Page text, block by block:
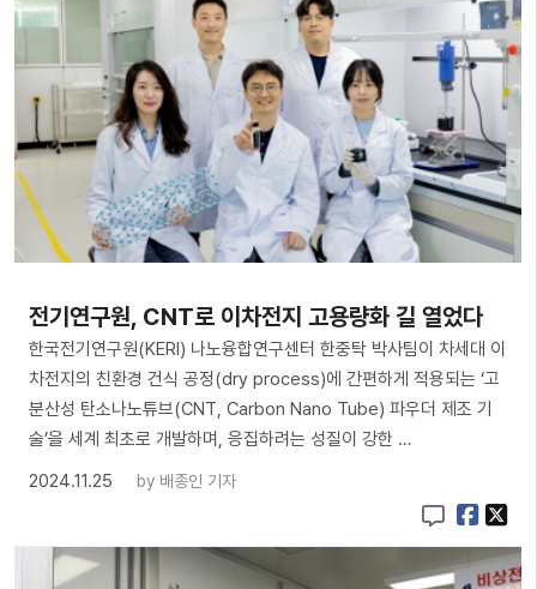
전기연구원, CNT로 이차전지 고용량화 길 열었다
한국전기연구원(KERI) 나노융합연구센터 한중탁 박사팀이 차세대 이
차전지의 친환경 건식 공정(dry process)에 간편하게 적용되는 ‘고
분산성 탄소나노튜브(CNT, Carbon Nano Tube) 파우더 제조 기
술’을 세계 최초로 개발하며, 응집하려는 성질이 강한 …
2024.11.25
by 배종인 기자